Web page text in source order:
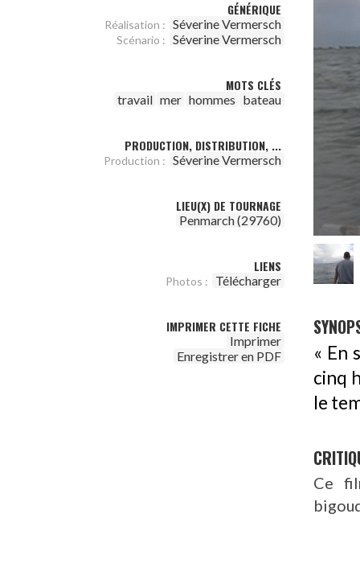
GÉNÉRIQUE
Réalisation : Séverine Vermersch
Scénario : Séverine Vermersch
MOTS CLÉS
travail mer hommes bateau
PRODUCTION, DISTRIBUTION, ...
Production : Séverine Vermersch
LIEU(X) DE TOURNAGE
Penmarch (29760)
LIENS
Photos : Télécharger
IMPRIMER CETTE FICHE
Imprimer
Enregistrer en PDF
« En
cinq
le
Ce